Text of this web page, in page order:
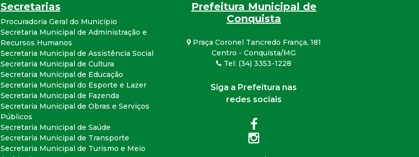
Secretarias
Procuradoria Geral do Município
Secretaria Municipal de Administração e
Recursos Humanos
Secretaria Municipal de Assistência Social
Secretaria Municipal de Cultura
Secretaria Municipal de Educação
Secretaria Municipal do Esporte e Lazer
Secretaria Municipal de Fazenda
Secretaria Municipal de Obras e Serviços
Públicos
Secretaria Municipal de Saúde
Secretaria Municipal de Transporte
Secretaria Municipal de Turismo e Meio
Prefeitura Municipal de
Conquista
Praça Coronel Tancredo França, 181
Centro - Conquista/MG
Tel: (34) 3353-1228
Siga a Prefeitura nas
redes sociais